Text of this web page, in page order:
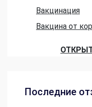
Вакцинация
Вакцина от
Последние